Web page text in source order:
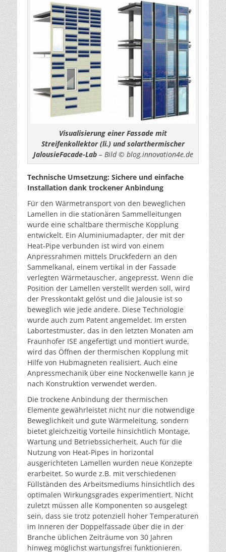
Visualisierung einer Fassade mit
Streifenkollektor (li.) und solarthermischer
JalousieFacade-Lab– Bild © blog.innovation4e.de
Technische Umsetzung: Sichere und einfache
Installation dank trockener Anbindung
Für den Wärmetransport von den beweglichen
Lamellen in die stationären Sammelleitungen
wurde eine schaltbare thermische Kopplung
entwickelt. Ein Aluminiumadapter, der mit der
Heat-Pipe verbunden ist wird von einem
Anpressrahmen mittels Druckfedern an den
Sammelkanal, einem vertikal in der Fassade
verlegten Wärmetauscher, angepresst. Wenn die
Position der Lamellen verstellt werden soll, wird
der Presskontakt gelöst und die Jalousie ist so
beweglich wie jede andere. Diese Technologie
wurde auch zum Patent angemeldet. Im ersten
Labortestmuster, das in den letzten Monaten am
Fraunhofer ISE angefertigt und montiert wurde,
wird das Öffnen der thermischen Kopplung mit
Hilfe von Hubmagneten realisiert. Auch eine
Anpressmechanik über eine Nockenwelle kann je
nach Konstruktion verwendet werden.
Die trockene Anbindung der thermischen
Elemente gewährleistet nicht nur die notwendige
Beweglichkeit und gute Wärmeleitung, sondern
bietet gleichzeitig Vorteile hinsichtlich Montage,
Wartung und Betriebssicherheit. Auch für die
Nutzung von Heat-Pipes in horizontal
ausgerichteten Lamellen wurden neue Konzepte
erarbeitet. So wurde z.B. mit verschiedenen
Füllständen des Arbeitsmediums hinsichtlich des
optimalen Wirkungsgrades experimentiert. Nicht
zuletzt müssen alle Komponenten so ausgelegt
sein, dass sie trotz potenziell hoher Temperaturen
im Inneren der Doppelfassade über die in der
Branche üblichen Zeiträume von 30 Jahren
hinweg möglichst wartungsfrei funktionieren.